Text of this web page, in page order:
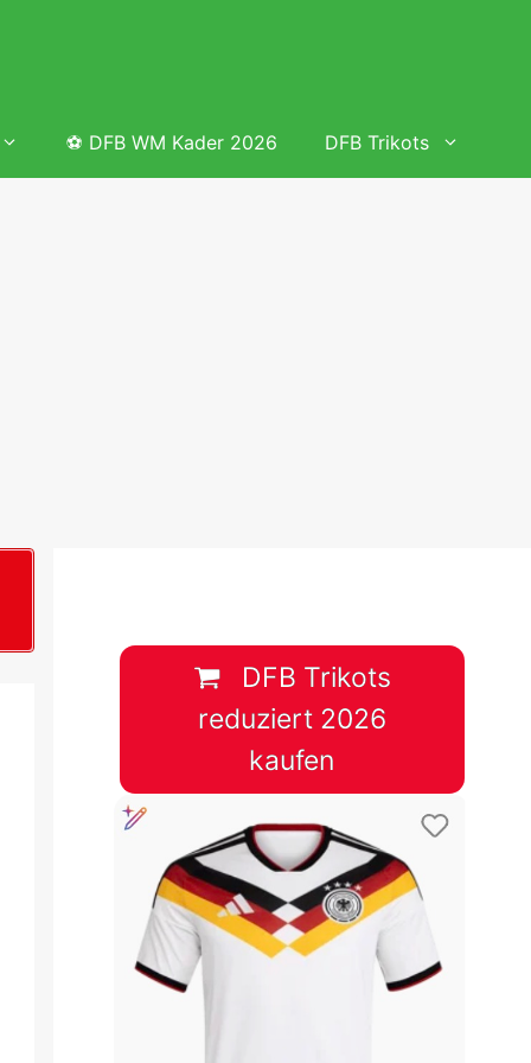
&
&
Tabelle
⚽ DFB WM Kader 2026 DFB Trikots
DFB Trikots
reduziert 2026
kaufen